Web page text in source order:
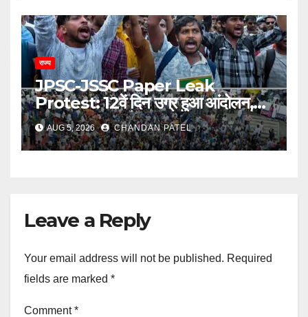
राज्य
JPSC-JSSC Paper Leak
Protest: 12वें दिन उग्र हुआ आंदोलन,
अब भूख हड़ताल से सरकार पर दबाव बढ़ाने
की तैयारी
AUG 5, 2026 CHANDAN PATEL
Leave a Reply
Your email address will not be published. Required
fields are marked *
Comment*